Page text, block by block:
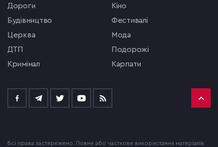
Дороги
будівництво
церква
ДТП
кримінал
кіно
фестивалі
мода
подорожі
Карпати
Всі права застережено. Повне або часткове використання матеріалів